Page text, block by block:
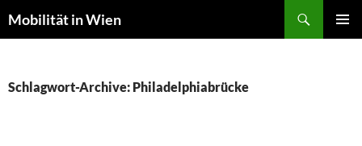
Mobilität in Wien
Schlagwort-Archive: Philadelphiabrücke